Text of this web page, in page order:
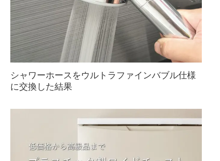
シャワーホースをウルトラファインバブル仕様
に交換した結果